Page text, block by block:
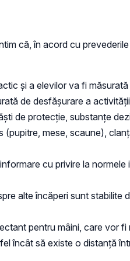
că, în acord cu
și a elevilor va fi
de desfășurare a
de protecție, substanțe
mese, scaune),
cu privire la
alte încăperi sunt stabilite
pentru mâini, care vor
încât să existe o distanță